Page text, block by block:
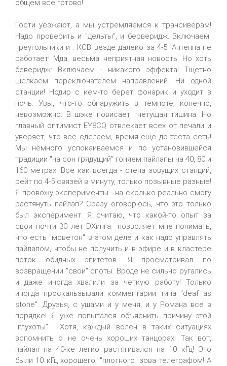
общем все готово!
Гости уезжают, а мы устремляемся к трансиверам!
Надо проверить и "дельты", и берверидж. Включаем
треугольники и : КСВ везде далеко за 4-5. Антенна не
работает! Мда, весьма неприятная новость. Но хоть
беверидж: Включаем - никакого эффекта! Тщетно
щелкаем переключателем направлений. Ни одной
станции! Нодир с кем-то берет фонарик и уходит в
ночь. Увы, что-то обнаружить в темноте, конечно,
невозможно. В шэке повисает гнетущая тишина. Но
главный оптимист EY8CQ отвлекает всех от печали и
уверяет, что все сделаем, время еще до теста есть!
Мы немного успокаиваемся и по установившейся
традиции "на сон грядущий" гоняем пайлапы на 40, 80 и
160 метрах. Все как всегда - стена зовущих станций,
рейт по 4-5 связей в минуту, только позывные разные!
Я провожу эксперименты - на сколько реально смогу
растянуть пайлап? Сразу оговорюсь, что это только
был эксперимент. Я считаю, что какой-то опыт за
свои почти 30 лет DXинга позволяет мне понимать,
что есть "моветон" в этом деле и как надо управлять
пайлапом, чтобы не получить и в эфире и в кластере
поток обидных эпитетов. Я просматривал по
возвращении "свои" споты. Вроде не сильно ругались
и даже иногда хвалили за четкую работу! Только
иногда проскальзывали комментарии типа "deaf as
stone". Друзья, с ушами и у меня, и у Романа все в
порядке! Я уже попытался объяснить причину этой
"глухоты". Хотя, каждый волен в таких ситуациях
вспомнить о не очень хороших танцорах! Так вот,
пайлап на 40-ке легко растягивался на 10 кГц! Это
были 10 кГц хорошего, "плотного" зова телеграфом! А